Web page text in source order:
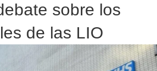
sobre los
de las LIO